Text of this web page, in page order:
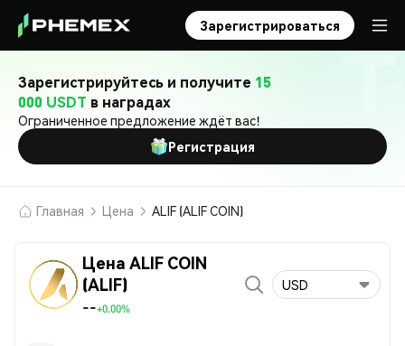
Зарегистрироваться
Зарегистрируйтесь и получите 15
000 USDT в наградах
Ограниченное предложение ждёт вас!
Регистрация
Главная Цена ALIF (ALIF COIN)
Цена ALIF COIN
(ALIF)
--+0.00%
USD